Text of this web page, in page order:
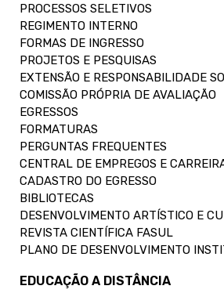
PROCESSOS SELETIVOS
REGIMENTO INTERNO
FORMAS DE INGRESSO
PROJETOS E PESQUISAS
EXTENSÃO E RESPONSABILIDADE
COMISSÃO PRÓPRIA DE AVALIAÇÃO
EGRESSOS
FORMATURAS
PERGUNTAS FREQUENTES
CENTRAL DE EMPREGOS E
CADASTRO DO EGRESSO
BIBLIOTECAS
DESENVOLVIMENTO ARTÍSTICO E
REVISTA CIENTÍFICA FASUL
PLANO DE DESENVOLVIMENTO
EDUCAÇÃO A DISTÂNCIA